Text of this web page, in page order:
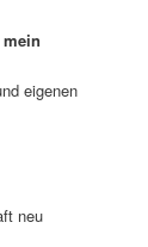
eigenen
neu